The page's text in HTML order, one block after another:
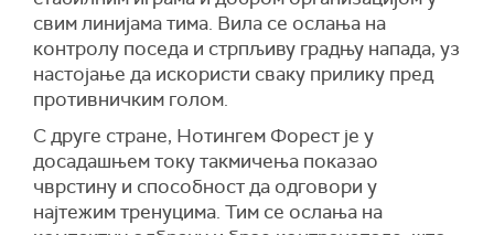
свим линијама тима. Вила се ослања на
контролу поседа и стрпљиву градњу напада, уз
настојање да искористи сваку прилику пред
противничким голом.
С друге стране, Нотингем Форест је у
досадашњем току такмичења показао
чврстину и способност да одговори у
најтежим тренуцима. Тим се ослања на